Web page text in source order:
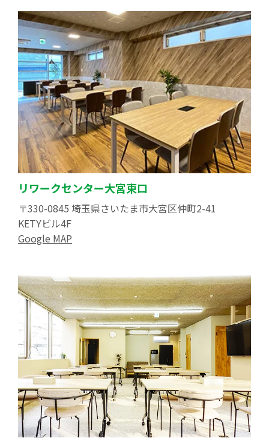
リワークセンター大宮東口
〒330-0845 埼玉県さいたま市大宮区仲町2-41
KETYビル4F
Google MAP